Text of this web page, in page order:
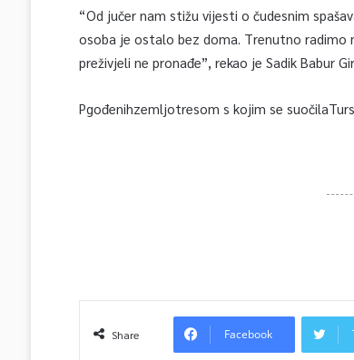
“Od jučer nam stižu vijesti o čudesnim
osoba je ostalo bez doma. Trenutno
preživjeli ne pronađe”, rekao je Sadik Babur
Pgođenihzemljotresom s kojim se
Share Facebook